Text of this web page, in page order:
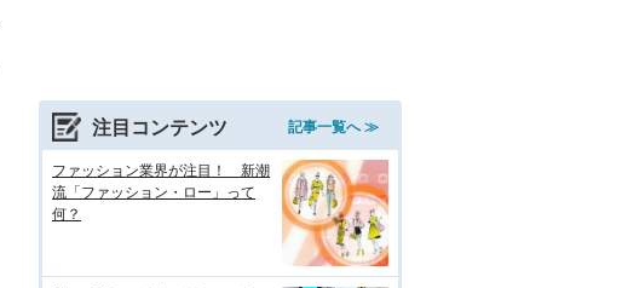
注目コンテンツ 記事一覧へ ≫
ファッション業界が注目！ 新潮
流「ファッション・ロー」って
何？